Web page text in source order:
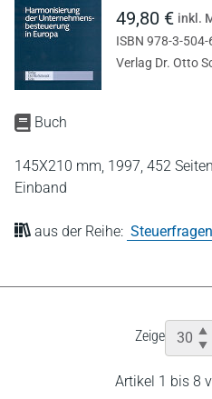
Buch
145X210 mm, 1997, 452
Einband
aus der Reihe:
49,80 € inkl.
ISBN 978-3-
Verlag Dr. Otto
Zeige
Artikel 1 bis 8